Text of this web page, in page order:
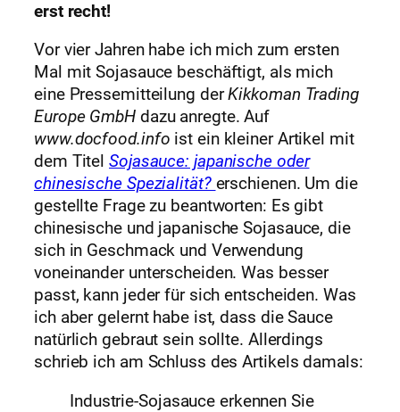
erst recht!
Vor vier Jahren habe ich mich zum ersten
Mal mit Sojasauce beschäftigt, als mich
eine Pressemitteilung derKikkoman Trading
Europe GmbHdazu anregte. Auf
www.docfood.info ist ein kleiner Artikel mit
dem Titel Sojasauce: japanische oder
chinesische Spezialität? erschienen. Um die
gestellte Frage zu beantworten: Es gibt
chinesische und japanische Sojasauce, die
sich in Geschmack und Verwendung
voneinander unterscheiden. Was besser
passt, kann jeder für sich entscheiden. Was
ich aber gelernt habe ist, dass die Sauce
natürlich gebraut sein sollte. Allerdings
schrieb ich am Schluss des Artikels damals:
Industrie-Sojasauce erkennen Sie